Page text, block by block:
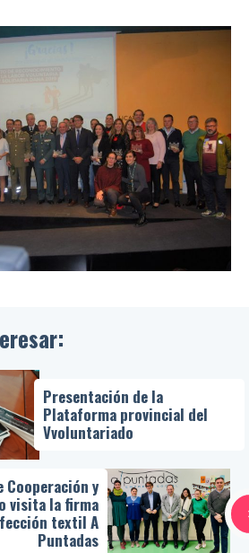
Presentación de la
Plataforma provincial del
Vvoluntariado
Cooperación y
visita la firma
textil A
Puntadas